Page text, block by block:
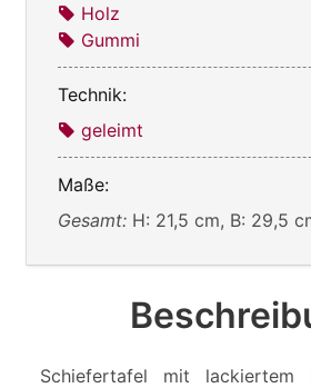
Holz
Gummi
Technik:
geleimt
Maße:
Gesamt: H: 21,5 cm, B: 29,5
Schiefertafel mit lackiertem